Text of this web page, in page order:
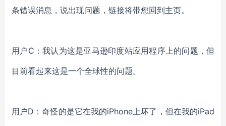
条错误消息，说出现问题，链接将带您回到主页。
用户C：我认为这是亚马逊印度站应用程序上的问题，但
目前看起来这是一个全球性的问题。
用户D：奇怪的是它在我的iPhone上坏了，但在我的iPad